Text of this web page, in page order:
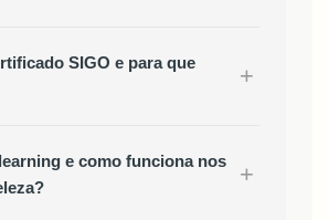
SIGO e para que
+
e como funciona nos
+